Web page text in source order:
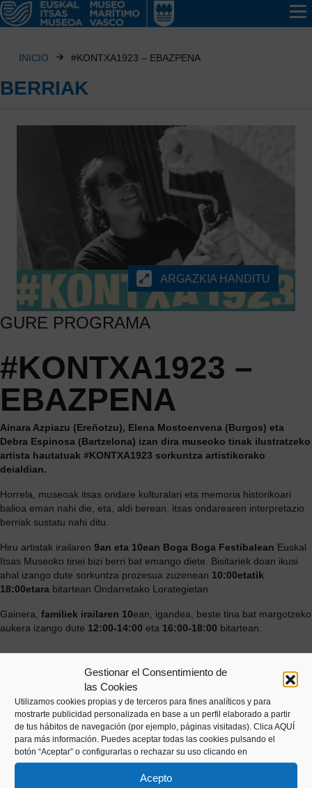
Gestionar el Consentimiento de
las Cookies
Utilizamos cookies propias y de terceros para fines analíticos y para
mostrarte publicidad personalizada en base a un perfil elaborado a partir
de tus hábitos de navegación (por ejemplo, páginas visitadas). Clica AQUÍ
para más información. Puedes aceptar todas las cookies pulsando el
botón “Aceptar” o configurarlas o rechazar su uso clicando en
Acepto
INICIO #KONTXA1923 – EBAZPENA
BERRIAK
GURE PROGRAMA
#KONTXA1923 –
EBAZPENA
Ainara Azpiazu (Ereñotzu), Elena Mostoenvena (Burgos) eta
Debra Espinosa (Bartzelona) izan dira museoko tinak ilustratzeko
artista hautatuak #KONTXA1923 sorkuntza artistikorako
deialdian.
Horrela, museoak itsas ondare kulturalari eta memoria historikoari
balioa eman nahi die, eta, aldi berean, itsas ondarearen interpretazio
berriak sustatu nahi ditu.
Hiru artistak irailaren 9an eta 10ean Boga Boga Festibalean Euskal
Itsas Museoko tinei bizi berri bat emango diete. Bisitariek doan ikusi
ahal izango dute sorkuntza prozesua zuzenean 10:00etatik
18:00etara bitartean Ondarretako Lorategietan.
Gainera, familiek irailaren 10ean, igandea, beste tina bat margotzeko
aukera izango dute 12:00-14:00 eta 16:00-18:00 bitartean.
ARGAZKIA HANDITU
Kaiko pasealekua, 24